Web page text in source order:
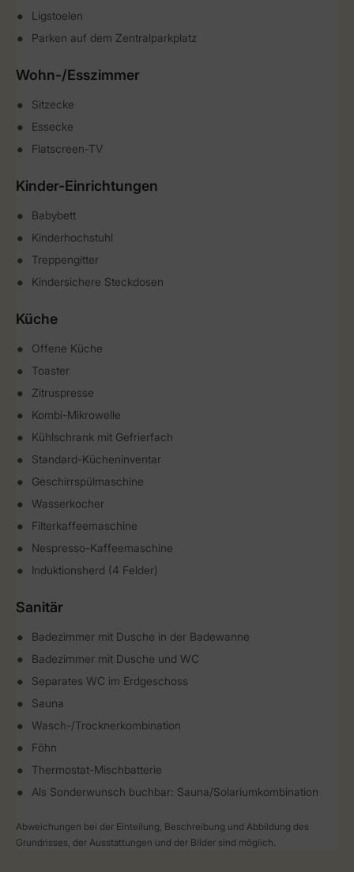
Ligstoelen
Parken auf dem Zentralparkplatz
Wohn-/Esszimmer
Sitzecke
Essecke
Flatscreen-TV
Kinder-Einrichtungen
Babybett
Kinderhochstuhl
Treppengitter
Kindersichere Steckdosen
Küche
Offene Küche
Toaster
Zitruspresse
Kombi-Mikrowelle
Kühlschrank mit Gefrierfach
Standard-Kücheninventar
Geschirrspülmaschine
Wasserkocher
Filterkaffeemaschine
Nespresso-Kaffeemaschine
Induktionsherd (4 Felder)
Sanitär
Badezimmer mit Dusche in der Badewanne
Badezimmer mit Dusche und WC
Separates WC im Erdgeschoss
Sauna
Wasch-/Trocknerkombination
Föhn
Thermostat-Mischbatterie
Als Sonderwunsch buchbar: Sauna/Solariumkombination
Abweichungen bei der Einteilung, Beschreibung und Abbildung des
Grundrisses, der Ausstattungen und der Bilder sind möglich.